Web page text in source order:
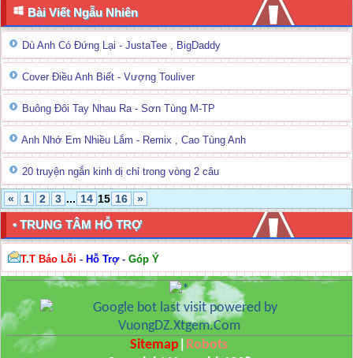
Bài Viết Ngẫu Nhiên
Dù Anh Có Đứng Lại - JustaTee , BigDaddy
Cover Điều Anh Biết - Vượng Touliver
Buông Đôi Tay Nhau Ra - Sơn Tùng M-TP
Anh Nhớ Em Nhiều Lắm - Remix , Cao Tùng Anh
20 truyện ngắn kinh dị chỉ trong vòng 2 câu
« 1 2 3 ... 14 15 16 »
• TRUNG TÂM HỖ TRỢ
T.T Báo Lỗi - Hỗ Trợ- Góp Ý
Sitemap Robots